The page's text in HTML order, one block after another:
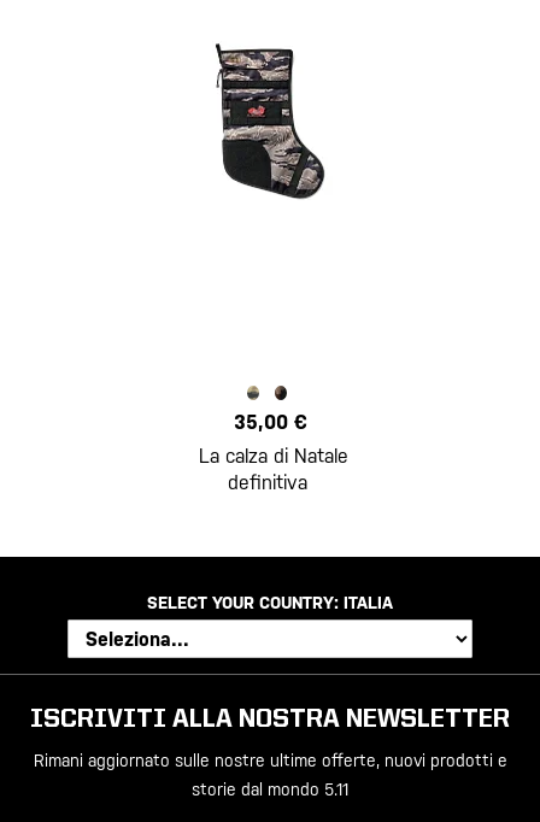
35,00 €
La calza di Natale
definitiva
SELECT YOUR COUNTRY: ITALIA
ISCRIVITI ALLA NOSTRA NEWSLETTER
Rimani aggiornato sulle nostre ultime offerte, nuovi prodotti e
storie dal mondo 5.11